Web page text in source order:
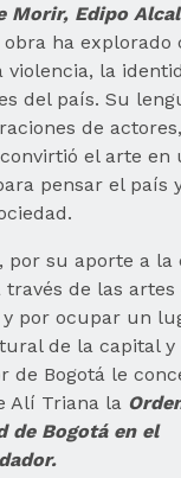
Morir, Edipo
obra ha explorado
violencia, la
del país. Su
de
el arte en
pensar el país
por su aporte a la
de las artes
por ocupar un
de la capital y
de Bogotá le
Alí Triana la
de Bogotá en el